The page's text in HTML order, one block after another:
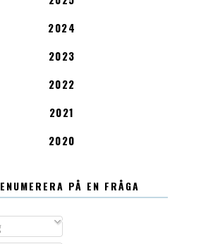
2024
2023
2022
2021
2020
PÅ EN FRÅGA